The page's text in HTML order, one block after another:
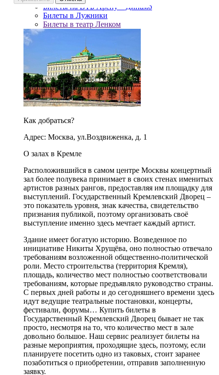
Билеты на ВТБ Арену – Динамо
Билеты в Лужники
Билеты в театр Ленком
Как добраться?
Адрес: Москва, ул.Воздвиженка, д. 1
О залах в Кремле
Расположившийся в самом центре Москвы концертный
зал более полувека принимает в своих стенах именитых
артистов разных рангов, предоставляя им площадку для
выступлений. Государственный Кремлевский Дворец –
это показатель уровня, знак качества, свидетельство
признания публикой, поэтому организовать своё
выступление именно здесь мечтает каждый артист.
Здание имеет богатую историю. Возведенное по
инициативе Никиты Хрущёва, оно полностью отвечало
требованиям возложенной общественно-политической
роли. Место строительства (территория Кремля),
площадь, количество мест полностью соответствовали
требованиям, которые предъявляло руководство страны.
С первых дней работы и до сегодняшнего времени здесь
идут ведущие театральные постановки, концерты,
фестивали, форумы… Купить билеты в
Государственный Кремлевский Дворец бывает не так
просто, несмотря на то, что количество мест в зале
довольно большое. Наш сервис реализует билеты на
разные мероприятия, проходящие здесь, поэтому, если
планируете посетить одно из таковых, стоит заранее
позаботиться о приобретении, отправив заполненную
заявку.